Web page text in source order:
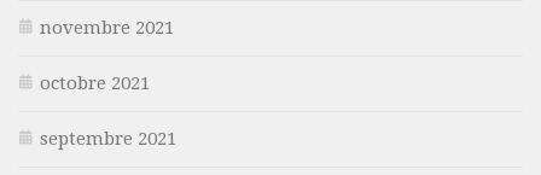
novembre 2021
octobre 2021
septembre 2021